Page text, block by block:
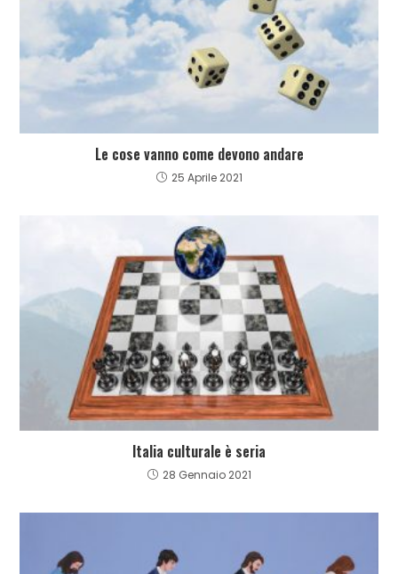
Le cose vanno come devono andare
25 Aprile 2021
Italia culturale è seria
28 Gennaio 2021